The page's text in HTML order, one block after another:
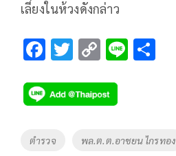
เลี่ยงในห้วงดังกล่าว
F
e
b
o
T
tt
er
C
p
y
Li
Li
Tags
ตำรวจ พล.ต.ต.อาชยน ไกรทอง